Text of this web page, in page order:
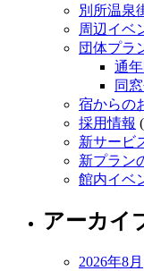
別所温泉
周辺イベ
団体プラ
通
同
宿からの
採用情報
新サービ
新プラン
館内イベ
アーカイ
2026年8月